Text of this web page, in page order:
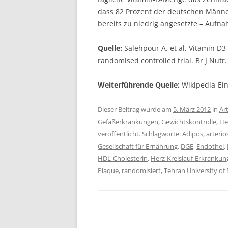
dass 82 Prozent der deutschen
bereits zu niedrig angesetzte –
Quelle: Salehpour A. et al. Vitamin
randomised controlled trial. Br J
Weiterführende Quelle: Wikipedia-
Dieser Beitrag wurde am 5. März 2012 in
Gefäßerkrankungen,Gewichtskontrolle,
veröffentlicht. Schlagworte:Adipös,
Gesellschaft für Ernährung, DGE, Endothel,
HDL-Cholesterin, Herz-Kreislauf-
Plaque, randomisiert,Tehran University of